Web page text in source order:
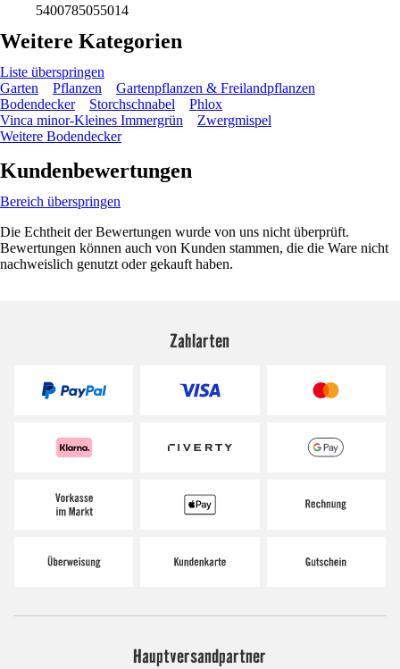
5400785055014
Weitere Kategorien
Liste überspringen
Garten
Pflanzen
Gartenpflanzen & Freilandpflanzen
Bodendecker
Storchschnabel
Phlox
Vinca minor-Kleines Immergrün
Zwergmispel
Weitere Bodendecker
Kundenbewertungen
Bereich überspringen
Die Echtheit der Bewertungen wurde von uns nicht überprüft.
Bewertungen können auch von Kunden stammen, die die Ware nicht
nachweislich genutzt oder gekauft haben.
Zahlarten
Hauptversandpartner